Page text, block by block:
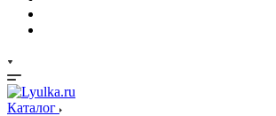
Каталог